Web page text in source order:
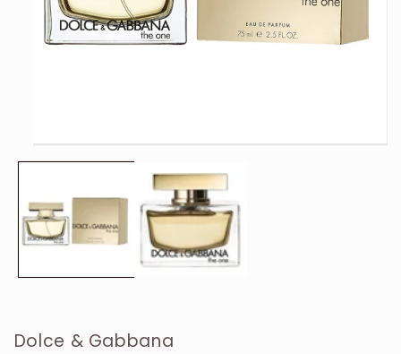
le
dans
une
fenêtre
modale
Dolce & Gabbana